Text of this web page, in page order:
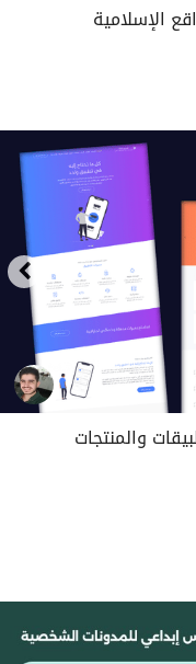
الإسلامية
والمنتجات